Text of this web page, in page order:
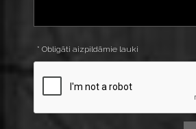
* Obligāti aizpildāmie lauki